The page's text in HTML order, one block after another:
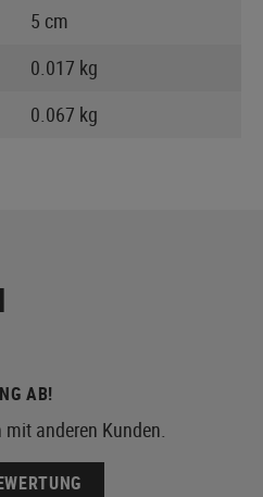
5 cm
0.017 kg
0.067 kg
AB!
anderen Kunden.